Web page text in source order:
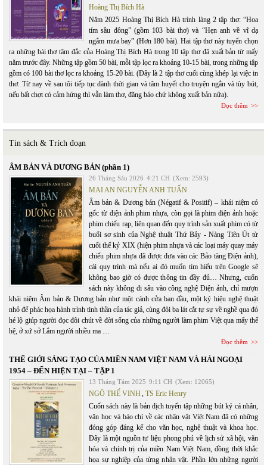
Hoàng Thị Bích Hà
Năm 2025 Hoàng Thị Bích Hà trình làng 2 tập thơ: “Hoa
tím sầu đông” (gồm 103 bài thơ) và “Hẹn anh về vĩ dạ
ngắm mưa bay” (Hơn 180 bài). Hai tập thơ này tuyển chọn
ra những bài thơ tâm đắc của Hoàng Thị Bích Hà trong 10 tập thơ đã xuất bản từ mấy
năm trước đây. Những tập gồm 50 bài, mỗi tập lọc ra khoảng 10-15 bài, trong những tập
gồm có 100 bài thơ lọc ra khoảng 15-20 bài. (Đây là 2 tập thơ cuối cùng khép lại việc in
thơ. Từ nay về sau tôi tiếp tục dành thời gian và tâm huyết cho truyện ngắn và tùy bút,
nếu bất chợt có cảm hứng thì vẫn làm thơ, đăng báo chứ không xuất bản nữa).
Đọc thêm
Tin sách & Trích đoạn
ÂM BẢN VÀ DƯƠNG BẢN (phần 1)
26 Tháng Sáu 2026 4:21 CH (Xem: 2593)
MAI AN NGUYỄN ANH TUẤN
Âm bản & Dương bản (Négatif & Positif) – khái niệm có
gốc từ điện ảnh phim nhựa, còn gọi là phim điện ảnh hoặc
phim chiếu rạp, liên quan đến quy trình sản xuất phim có từ
buổi sơ sinh của Nghệ thuật Thứ Bảy - Nàng Tiên Út từ
cuối thế kỷ XIX (hiện phim nhựa và các loại máy quay máy
chiếu phim nhựa đã được đưa vào các Bảo tàng Điện ảnh),
cái quy trình mà nếu ai đó muốn tìm hiểu trên Google sẽ
không bao giờ có được thông tin đầy đủ… Nhưng, cuốn
sách này không đi sâu vào công nghệ Điện ảnh, chỉ mượn
khái niệm Âm bản & Dương bản như một cánh cửa ban đầu, một ký hiệu nghệ thuật
nhỏ để phác họa hành trình tinh thần của tác giả, cùng đôi ba lát cắt tự sự về nghề qua đó
hé lộ giúp người đọc đôi chút về đời sống của những người làm phim Việt qua mấy thế
hệ, ở xứ sở Lắm người nhiều ma …
Đọc thêm
THẾ GIỚI SÁNG TẠO CỦA MIỀN NAM VIỆT NAM VÀ HẢI NGOẠI
1954 – ĐẾN HIỆN TẠI – TẬP 1
13 Tháng Tám 2025 9:11 CH (Xem: 12065)
NGÔ THẾ VINH, TS Eric Henry
Cuốn sách này là bản dịch tuyển tập những bút ký cá nhân,
văn học và báo chí về các nhân vật Việt Nam đã có những
đóng góp đáng kể cho văn học, nghệ thuật và khoa học.
Đây là một nguồn tư liệu phong phú về lịch sử xã hội, văn
hóa và chính trị của miền Nam Việt Nam, đồng thời khắc
họa sự nghiệp của từng nhân vật. Phần lớn những người